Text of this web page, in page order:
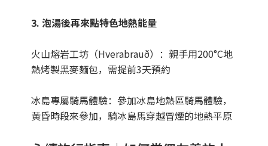
3. 泡湯後再來點特色地熱能量
火山熔岩工坊（Hverabrauð）：親手用200°C地
熱烤製黑麥麵包，需提前3天預約
冰島專屬騎馬體驗：參加冰島地熱區騎馬體驗，
黃昏時段來參加，騎冰島馬穿越冒煙的地熱平原